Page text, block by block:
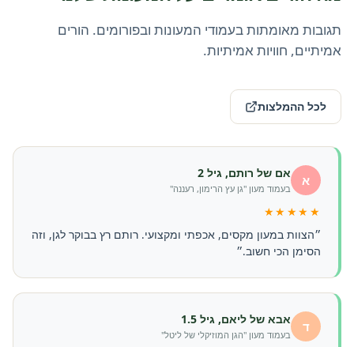
תגובות מאומתות בעמודי המעונות ובפורומים. הורים
אמיתיים, חוויות אמיתיות.
לכל ההמלצות
א אם של רותם, גיל 2
בעמוד מעון "גן עץ הרימון, רעננה"
★★★★★
״הצוות במעון מקסים, אכפתי ומקצועי. רותם רץ בבוקר לגן, וזה
הסימן הכי חשוב.״
ד אבא של ליאם, גיל 1.5
בעמוד מעון "הגן המוזיקלי של ליטל"